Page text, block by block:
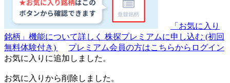
「お気に入り
銘柄」機能について詳しく 株探プレミアムに申し込む (初回
無料体験付き)
プレミアム会員の方はこちらからログイン
お気に入りに追加しました。
お気に入りから削除しました。